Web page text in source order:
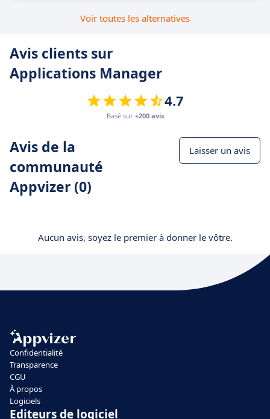
Voir toutes les alternatives
Avis clients sur
Applications Manager
4.7
Basé sur +200 avis
Avis de la
communauté
Appvizer (0)
Laisser un avis
Aucun avis, soyez le premier à donner le vôtre.
Confidentialité
Transparence
CGU
À propos
Logiciels
Editeurs de logiciel